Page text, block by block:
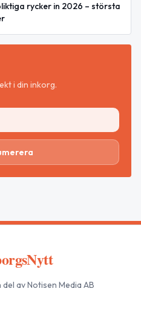
rycker in 2026 – största
i din inkorg.
del av Notisen Media AB